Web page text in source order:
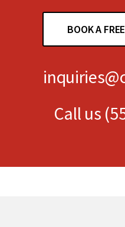
BOOK A
Call us